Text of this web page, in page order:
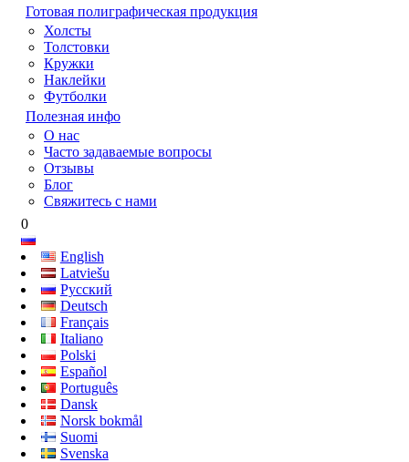
Готовая полиграфическая продукция
Холсты
Толстовки
Кружки
Наклейки
Футболки
Полезная инфо
О нас
Часто задаваемые вопросы
Отзывы
Блог
Свяжитесь с нами
0
English
Latviešu
Русский
Deutsch
Français
Italiano
Polski
Español
Português
Dansk
Norsk bokmål
Suomi
Svenska